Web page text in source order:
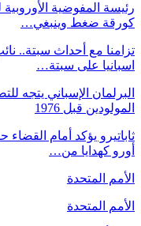
رئيسة المفوضية
كورقة ضغط وينبغي…
تزامنا مع أحداث سبتة..
اسبانيا على سبتة…
البرلمان الإسباني يتجه
المولودين قبل 1976
أورو كهدايا من…
الأمم المتحدة
الأمم المتحدة